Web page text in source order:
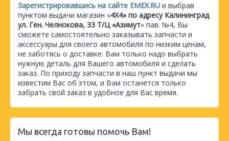
Зарегистрировавшись на сайте EMEX.RU и выбрав
пунктом выдачи магазин «4Х4» по адресу Калининград
ул. Ген. Челнокова, 33 Т/Ц «Азимут» пав. №4, Вы
сможете самостоятельно заказывать запчасти и
аксессуары для своего автомобиля по низким ценам,
не заботясь о доставке. Вам только надо выбрать
нужную деталь для Вашего автомобиля и сделать
заказ. По приходу запчасти в наш пункт выдачи мы
известим Вас об этом, и Вам останется только
забрать свой заказ в удобное для Вас время.
Мы всегда готовы помочь Вам!